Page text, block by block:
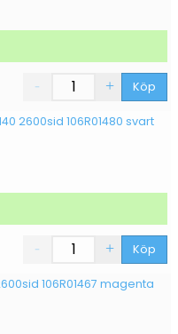
Köp
2600sid 106R01480 svart
Köp
106R01467 magenta